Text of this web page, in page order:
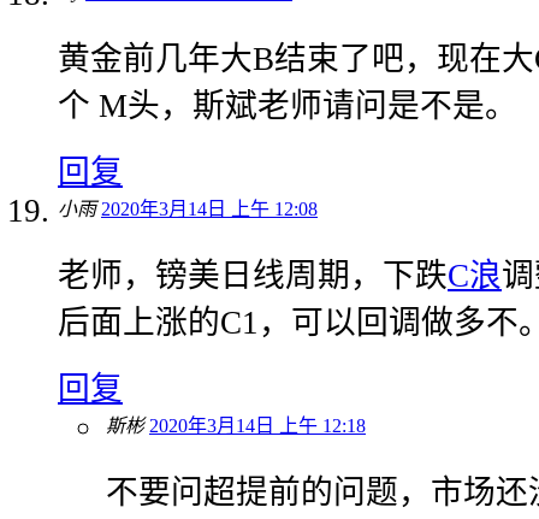
黄金前几年大B结束了吧，现在
个 M头，斯斌老师请问是不是。
回复
小雨 2020年3月14日 上午 12:08
老师，镑美日线周期，下跌C浪
后面上涨的C1，可以回调做多不
回复
斯彬 2020年3月14日 上午 12:18
不要问超提前的问题，市场